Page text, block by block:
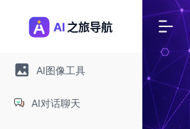
AI图像工具
AI对话聊天